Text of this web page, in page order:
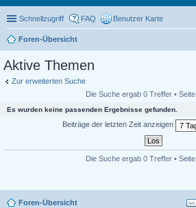
Schnellzugriff FAQ Benutzer Karte
Foren-Übersicht
Aktive Themen
Zur erweiterten Suche
Die Suche ergab 0 Treffer • Seite
Es wurden keine passenden Ergebnisse gefunden.
Beiträge der letzten Zeit anzeigen
Die Suche ergab 0 Treffer • Seite
Foren-Übersicht